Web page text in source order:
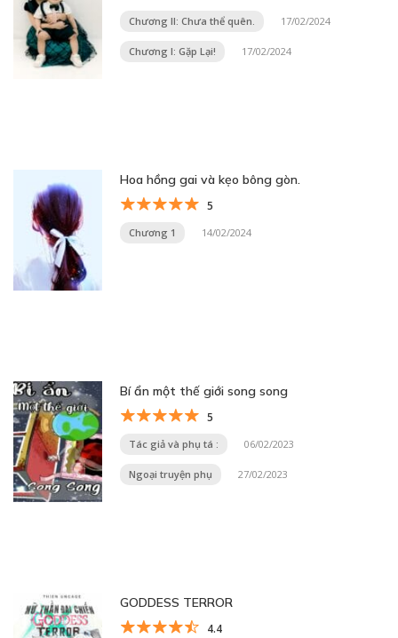
Chương II: Chưa thể quên. 17/02/2024
Chương I: Gặp Lại! 17/02/2024
Hoa hồng gai và kẹo bông gòn.
5
Chương 1 14/02/2024
Bí ẩn một thế giới song song
5
Tác giả và phụ tá : 06/02/2023
Ngoại truyện phụ 27/02/2023
GODDESS TERROR
4.4